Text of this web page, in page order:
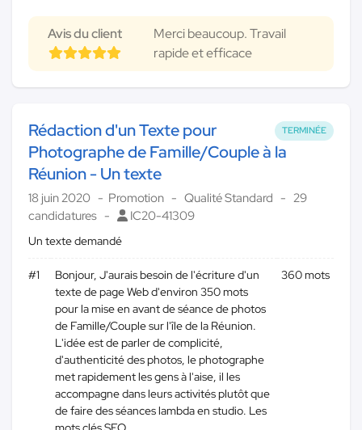
Avis du client
Merci beaucoup. Travail
rapide et efficace
TERMINÉE
Rédaction d'un Texte pour
Photographe de Famille/Couple à la
Réunion - Un texte
18 juin 2020 Promotion Qualité Standard
29
candidatures
IC20-41309
Un texte demandé
#1
Bonjour, J'aurais besoin de l'écriture d'un
texte de page Web d'environ 350 mots
pour la mise en avant de séance de photos
de Famille/Couple sur l'île de la Réunion.
L'idée est de parler de complicité,
d'authenticité des photos, le photographe
met rapidement les gens à l'aise, il les
accompagne dans leurs activités plutôt que
de faire des séances lambda en studio. Les
360 mots